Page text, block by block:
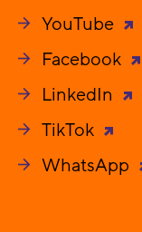
YouTube
Facebook
LinkedIn
TikTok
WhatsApp